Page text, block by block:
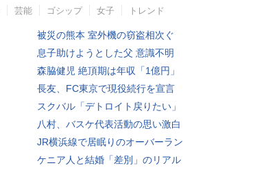
芸能 ゴシップ 女子 トレンド
被災の熊本 室外機の窃盗相次ぐ
息子助けようとした父 意識不明
森脇健児 絶頂期は年収「1億円」
長友、FC東京で現役続行を宣言
スクバル「デトロイト戻りたい」
八村、バスケ代表活動の思い激白
JR横浜線で居眠りのオーバーラン
ケニア人と結婚「差別」のリアル